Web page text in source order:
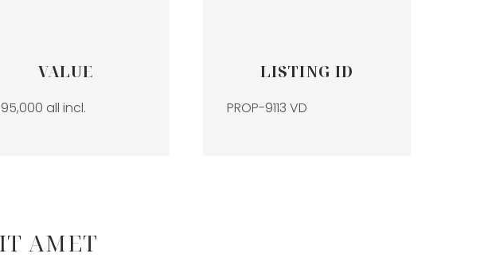
VALUE
all incl.
LISTING ID
PROP-9113 VD
AMET